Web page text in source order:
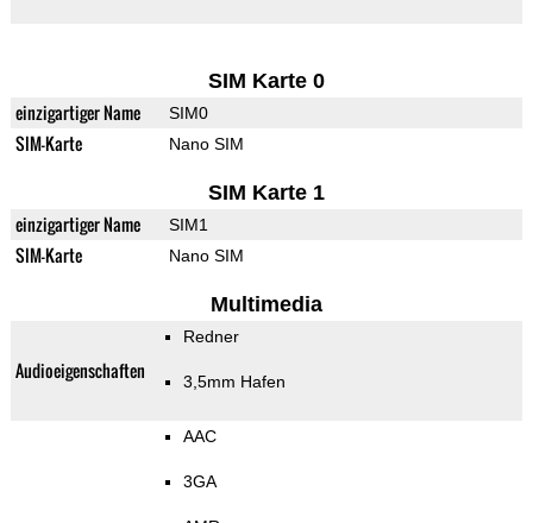
SIM Karte 0
einzigartiger Name SIM0
SIM-Karte Nano SIM
SIM Karte 1
einzigartiger Name SIM1
SIM-Karte Nano SIM
Multimedia
Audioeigenschaften
Redner
3,5mm Hafen
AAC
3GA